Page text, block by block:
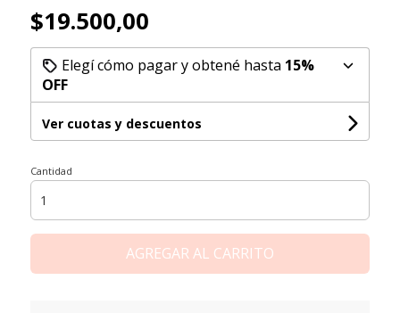
$19.500,00
Elegí cómo pagar y obtené hasta 15%
OFF
Ver cuotas y descuentos
Cantidad
AGREGAR AL CARRITO